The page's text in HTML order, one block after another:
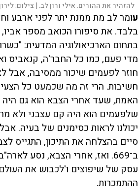
להזהיר את ההורים. אילי ורון לב. | צילום:
ע
בלבד. את סיפורו הכואב מספר אביו,
בתחום הארכיאולוגיה המדעית:
מדי פעם, כמו כל החבר'ה, קנאביס
חוזר לפעמים שיכור ממסיבה, אבל
חשיבות. הרי זה מה שכמעט כל
האמת, שעד אחרי הצבא הוא גם היה
שלפעמים הוא היה קם עצבני ולא
יכולנו לראות כסימנים של בעיה.
סיים בהצלחה את התיכון, התגייס
ב־669. ואז, אחרי הצבא, נסע
עסק של שיפוצים ו'לכבוש את
ההתמכרות.